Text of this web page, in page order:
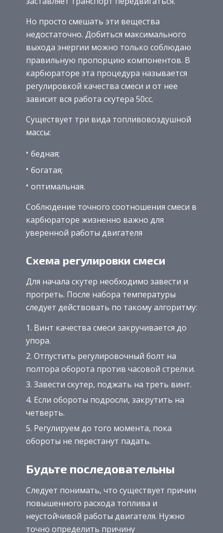
Но просто смешать эти вещества
недостаточно. Добиться максимального
выхода энергии можно только соблюдаю
правильную пропорцию компонентов. В
карбюраторе эта процедура называется
регулировкой качества смеси и от нее
зависит вся работа скутера 50сс.
Существует три вида топливовоздушной
массы:
бедная;
богатая;
оптимальная.
Соблюдение точного соотношения смеси в
карбюраторе жизненно важно для
уверенной работы двигателя
Схема регулировки смеси
Для начала скутер необходимо завести и
прогреть. После набора температуры
следует действовать по такому алгоритму:
Винт качества смеси закручивается до
упора.
Отпустить регулировочный болт на
полтора оборота против часовой стрелки.
Завести скутер, поджать на треть винт.
Если обороты подросли, закрутить на
четверть.
Регулируем до того момента, пока
обороты не перестанут падать.
Будьте последовательны
Следует понимать, что существует причин
повышенного расхода топлива и
неустойчивой работы двигателя. Нужно
точно определить причину